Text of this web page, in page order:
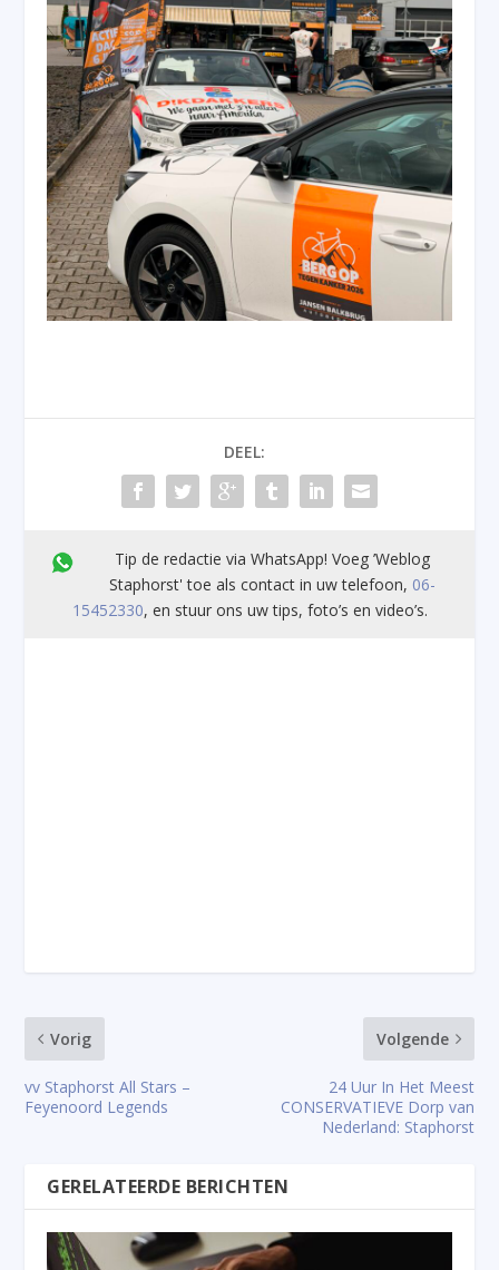
DEEL:
Tip de redactie via WhatsApp! Voeg ’Weblog
Staphorst' toe als contact in uw telefoon, 06-
15452330, en stuur ons uw tips, foto’s en video’s.
Vorig
vv Staphorst All Stars –
Feyenoord Legends
Volgende
24 Uur In Het Meest
CONSERVATIEVE Dorp van
Nederland: Staphorst
GERELATEERDE BERICHTEN